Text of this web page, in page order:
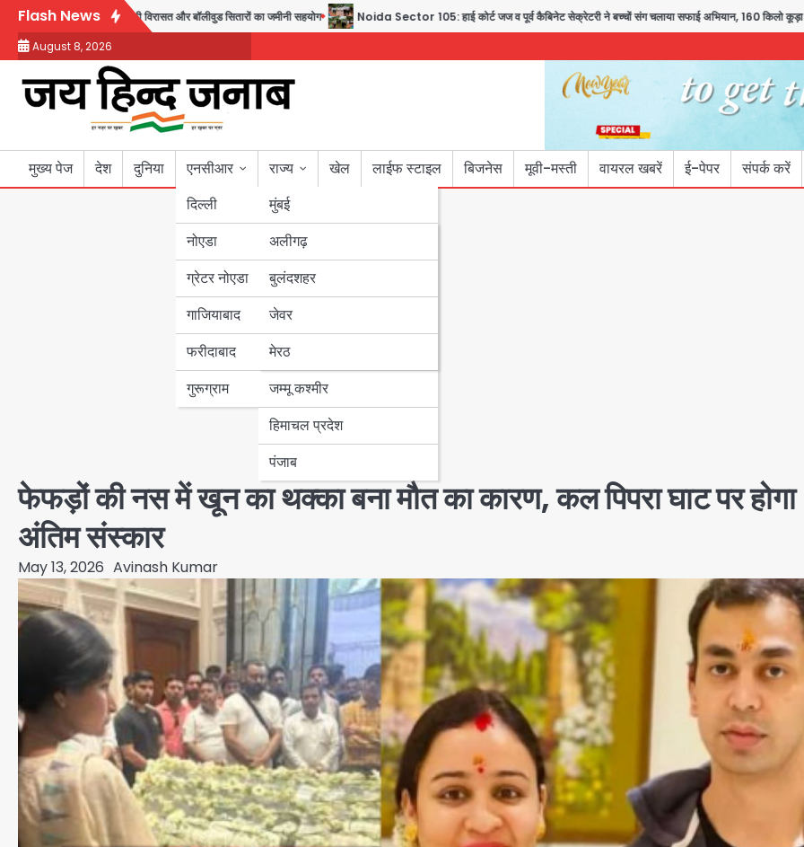
Skip
content
Flash News
जुबीन गर्ग की विरासत और बॉलीवुड सितारों का जमीनी सहयोग Noida Sector 105: हाई कोर्ट जज व पूर्व कैबिनेट सेक्रेटरी ने बच्चों संग चलाया सफाई अभियान, 160 किलो कूड़ा हटाया
August 8, 2026
मुख्य पेज देश दुनिया
एनसीआर
दिल्ली
नोएडा
ग्रेटर नोएडा
गाजियाबाद
फरीदाबाद
गुरूग्राम
राज्य
मुंबई
उत्तर प्रदेश
अलीगढ़
बुलंदशहर
जेवर
मेरठ
बिहार
पंजाब
हरियाणा
जम्मू कश्मीर
हिमाचल प्रदेश
पंजाब
खेल लाईफ स्टाइल बिजनेस मूवी-मस्ती वायरल खबरें ई-पेपर संपर्क करें
फेफड़ों की नस में खून का थक्का बना मौत का कारण, कल पिपरा घाट पर होगा
अंतिम संस्कार
May 13, 2026 Avinash Kumar